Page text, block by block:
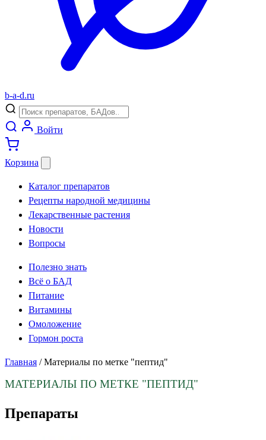
b-a-d.ru
Войти
Корзина
Каталог препаратов
Рецепты народной медицины
Лекарственные растения
Новости
Вопросы
Полезно знать
Всё о БАД
Питание
Витамины
Омоложение
Гормон роста
Главная / Материалы по метке "пептид"
МАТЕРИАЛЫ ПО МЕТКЕ "ПЕПТИД"
Препараты